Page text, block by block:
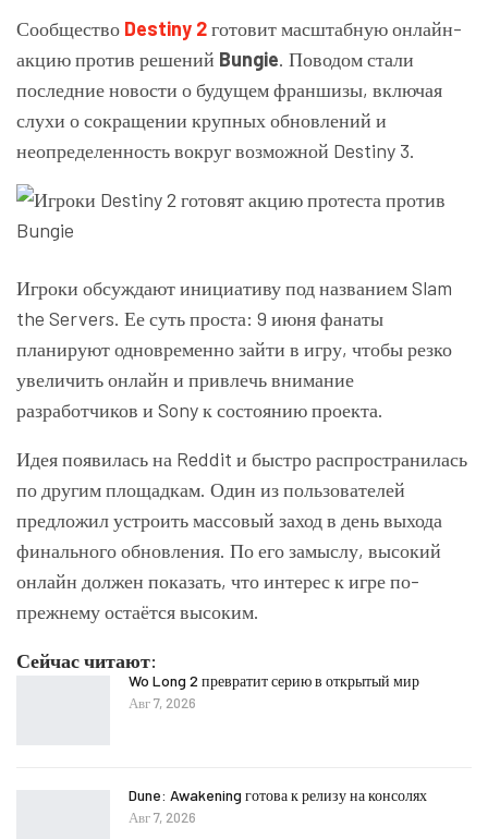
Сообщество Destiny 2готовит масштабную онлайн-
акцию против решений Bungie. Поводом стали
последние новости о будущем франшизы, включая
слухи о сокращении крупных обновлений и
неопределенность вокруг возможной Destiny 3.
Игроки обсуждают инициативу под названием Slam
the Servers. Ее суть проста: 9 июня фанаты
планируют одновременно зайти в игру, чтобы резко
увеличить онлайн и привлечь внимание
разработчиков и Sony к состоянию проекта.
Идея появилась на Reddit и быстро распространилась
по другим площадкам. Один из пользователей
предложил устроить массовый заход в день выхода
финального обновления. По его замыслу, высокий
онлайн должен показать, что интерес к игре по-
прежнему остаётся высоким.
Сейчас читают:
Wo Long 2 превратит серию в открытый мир
Авг 7, 2026
Dune: Awakening готова к релизу на консолях
Авг 7, 2026